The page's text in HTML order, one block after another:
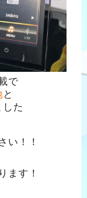
で
と
した
い！！
ます！